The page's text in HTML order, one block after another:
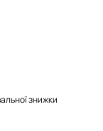
знижки